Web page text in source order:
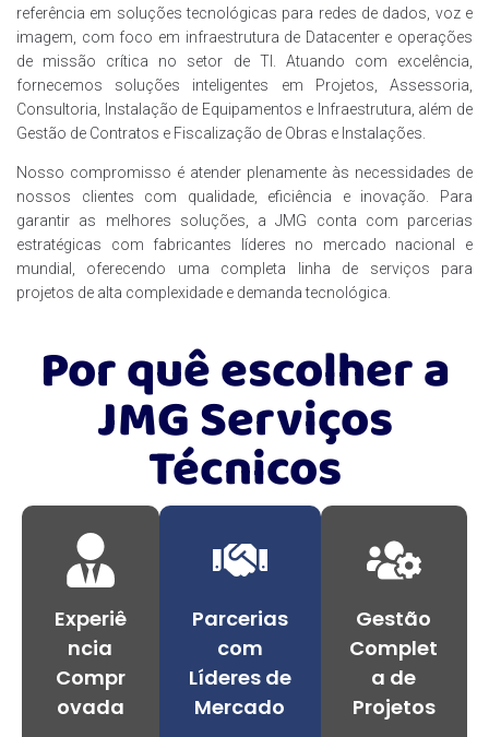
referência em soluções tecnológicas para redes de dados, voz e
imagem, com foco em infraestrutura de Datacenter e operações
de missão crítica no setor de TI. Atuando com excelência,
fornecemos soluções inteligentes em Projetos, Assessoria,
Consultoria, Instalação de Equipamentos e Infraestrutura, além de
Gestão de Contratos e Fiscalização de Obras e Instalações.
Nosso compromisso é atender plenamente às necessidades de
nossos clientes com qualidade, eficiência e inovação. Para
garantir as melhores soluções, a JMG conta com parcerias
estratégicas com fabricantes líderes no mercado nacional e
mundial, oferecendo uma completa linha de serviços para
projetos de alta complexidade e demanda tecnológica.
Por quê escolher a
JMG Serviços
Técnicos
Experiê
ncia
Compr
ovada
Parcerias
com
Líderes de
Mercado
Gestão
Complet
a de
Projetos